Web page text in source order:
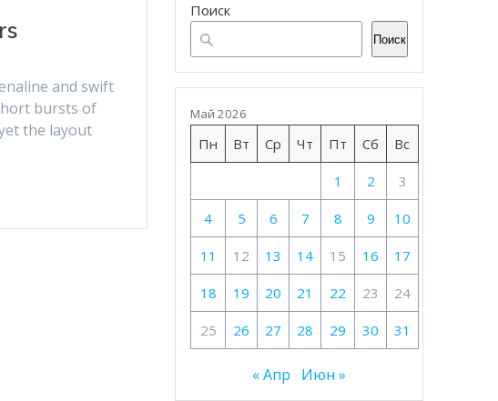
and swift
bursts of
the layout
Поиск
Поиск
Май 2026
Пн Вт Ср Чт Пт Сб Вс
1 2 3
4 5 6 7 8 9 10
11 12 13 14 15 16 17
18 19 20 21 22 23 24
25 26 27 28 29 30 31
« Апр Июн »